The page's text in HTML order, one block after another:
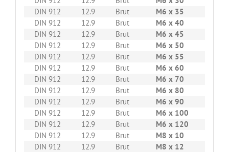
DIN 912
12.9 Brut M6 x 35
DIN 912
12.9 Brut M6 x 40
DIN 912
12.9 Brut M6 x 45
DIN 912
12.9 Brut M6 x 50
DIN 912
12.9 Brut M6 x 55
DIN 912
12.9 Brut M6 x 60
DIN 912
12.9 Brut M6 x 70
DIN 912
12.9 Brut M6 x 80
DIN 912
12.9 Brut M6 x 90
DIN 912
12.9 Brut M6 x 100
DIN 912
12.9 Brut M6 x 120
DIN 912
12.9 Brut M8 x 10
DIN 912
12.9 Brut M8 x 12